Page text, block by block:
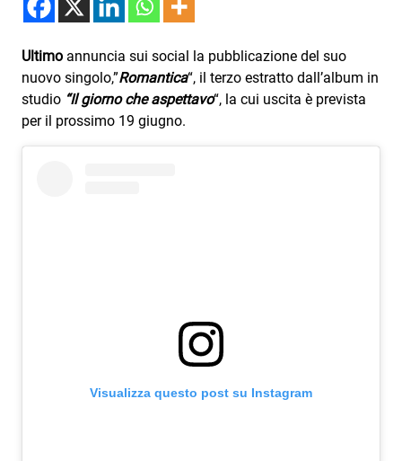
Radio Subasio
Radio Subasio Disco Club
Radio Suby
Subasio Collection
Radio Subasio Music Club
Ultimo annuncia sui social la pubblicazione del suo
nuovo singolo,”Romantica“, il terzo estratto dall’album in
studio “Il giorno che aspettavo“, la cui uscita è prevista
per il prossimo 19 giugno.
Visualizza questo post su Instagram